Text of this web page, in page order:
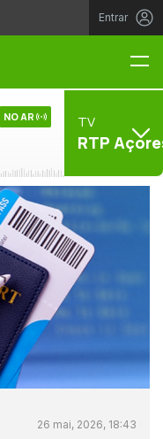
Entrar
NO AR TV
RTP
26 mai, 2026, 18:43